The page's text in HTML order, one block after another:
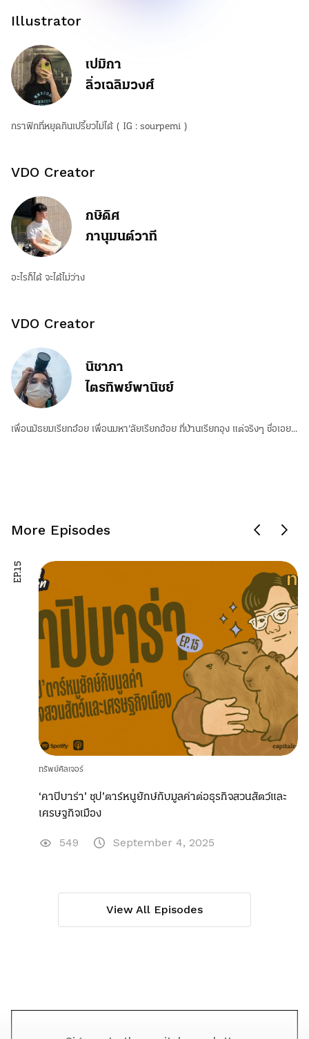
Illustrator
เปมิกา
ลิ่วเฉลิมวงศ์
กราฟิกที่หยุดกินเปรี้ยวไม่ได้ ( IG : sourpemi )
VDO Creator
กษิดิศ
ภานุมนต์วาที
อะไรก็ได้ จะได้ไม่ว่าง
VDO Creator
นิชาภา
ไตรทิพย์พานิชย์
เพื่อนมัธยมเรียกอ๋อย เพื่อนมหา’ลัยเรียกอ้อย ที่บ้านเรียกอุง แต่จริงๆ ชื่อเอย...
More Episodes
ทรัพย์คัลเจอร์
‘คาปิบาร่า’ ซุป’ตาร์หนูยักษ์กับมูลค่าต่อธุรกิจสวนสัตว์และ
เศรษฐกิจเมือง
EP.15
549 September 4, 2025
View All Episodes